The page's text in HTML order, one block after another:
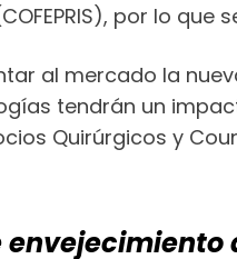
por lo que
al mercado la
tendrán un
Quirúrgicos y